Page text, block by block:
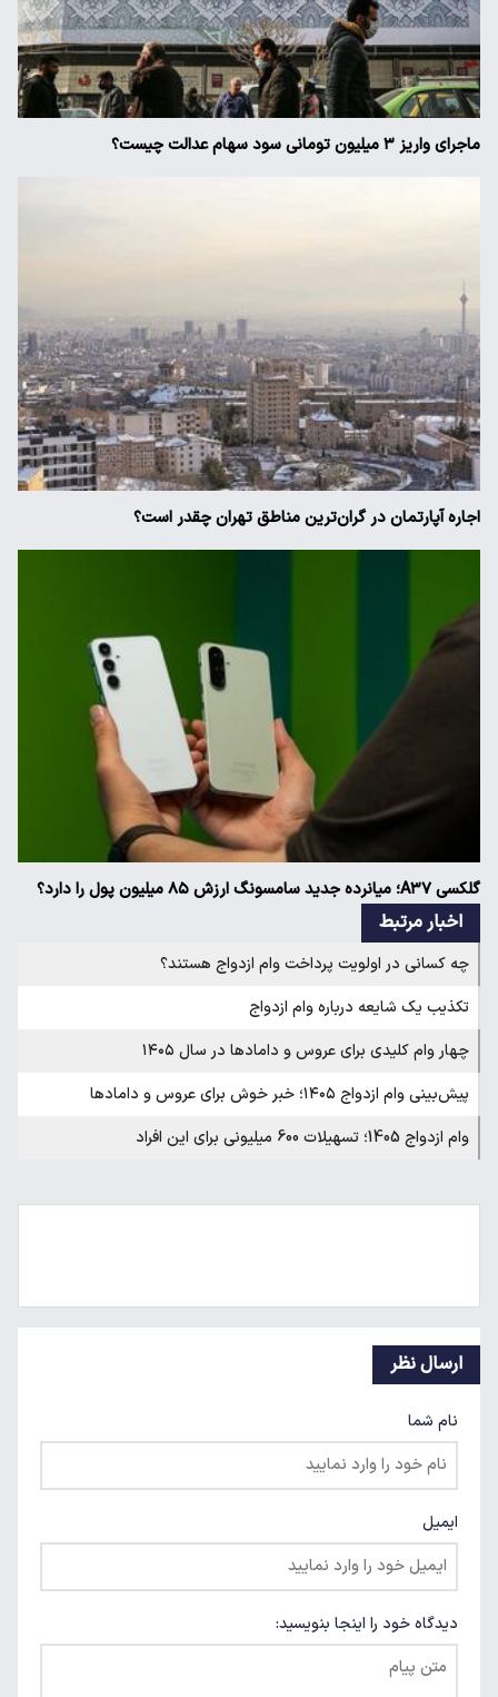
ماجرای واریز ۳ میلیون تومانی سود سهام عدالت چیست؟
اجاره آپارتمان در گران‌ترین مناطق تهران چقدر است؟
گلکسی A۳۷؛ میانرده جدید سامسونگ ارزش ۸۵ میلیون پول را دارد؟
اخبار مرتبط
چه کسانی در اولویت پرداخت وام ازدواج هستند؟
تکذیب یک شایعه درباره وام ازدواج
چهار وام کلیدی برای عروس و دامادها در سال ۱۴۰۵
پیش‌بینی وام ازدواج ۱۴۰۵؛ خبر خوش برای عروس و دامادها
وام ازدواج 1405؛ تسهیلات 600 میلیونی برای این افراد
ارسال نظر
نام شما
ایمیل
دیدگاه خود را اینجا بنویسید: